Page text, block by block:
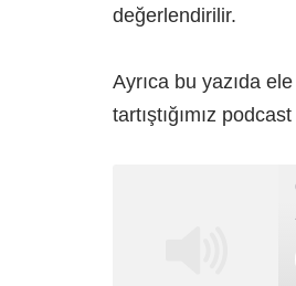
değerlendirilir.
Ayrıca bu yazıda
tartıştığımız